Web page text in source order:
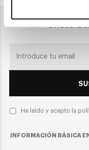
Únete a
He leído y acepto la
INFORMACIÓN BÁSICA